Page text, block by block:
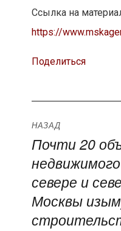
Ссылка на
https://
Поделиться
Навигация
по
записям
НАЗАД
Предыдущая
запись:
Почти 20
севере и
Москвы